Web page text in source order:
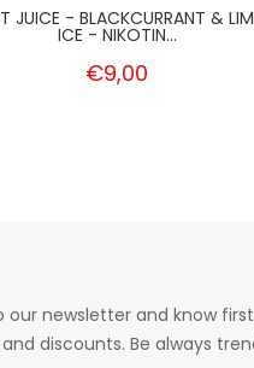
JUICE - BLACKCURRANT &
ICE - NIKOTIN...
€9,00
our newsletter and know
discounts. Be always